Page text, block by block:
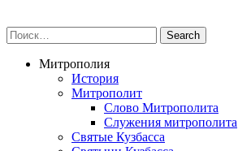
Митрополия
История
Митрополит
Слово Митрополита
Служения митрополита
Святые Кузбасса